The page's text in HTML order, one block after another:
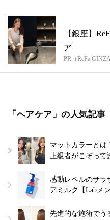
【銀座】
ア
PR（ReFa
「ヘアケア」の人気記事
マットカラーとは
上級者がこぞって
感動レベルのサラ
アミルク【Labメ
先進的な施術でう